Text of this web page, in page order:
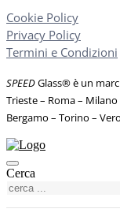
Cookie Policy
Privacy Policy
Termini e Condizioni
SPEEDGlass® è un
Trieste – Roma –
Bergamo – Torino –
Cerca